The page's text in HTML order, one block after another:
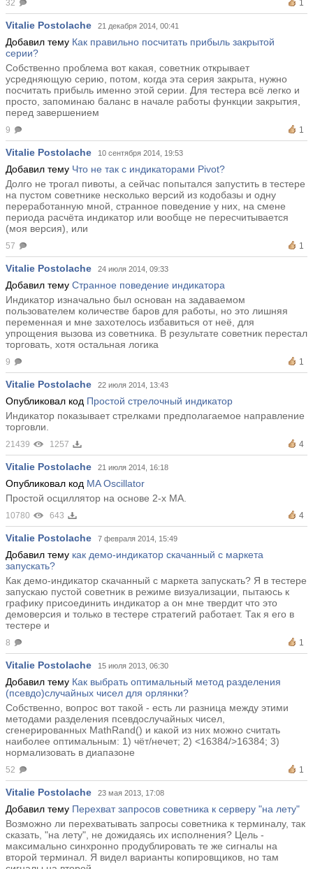
1
32
Vitalie Postolache 21 декабря 2014, 00:41
Добавил тему Как правильно посчитать прибыль закрытой
серии?
Собственно проблема вот какая, советник открывает
усредняющую серию, потом, когда эта серия закрыта, нужно
посчитать прибыль именно этой серии. Для тестера всё легко и
просто, запоминаю баланс в начале работы функции закрытия,
перед завершением
1
9
Vitalie Postolache 10 сентября 2014, 19:53
Добавил тему Что не так с индикаторами Pivot?
Долго не трогал пивоты, а сейчас попытался запустить в тестере
на пустом советнике несколько версий из кодобазы и одну
переработанную мной, странное поведение у них, на смене
периода расчёта индикатор или вообще не пересчитывается
(моя версия), или
1
57
Vitalie Postolache 24 июля 2014, 09:33
Добавил тему Странное поведение индикатора
Индикатор изначально был основан на задаваемом
пользователем количестве баров для работы, но это лишняя
переменная и мне захотелось избавиться от неё, для
упрощения вызова из советника. В результате советник перестал
торговать, хотя остальная логика
1
9
Vitalie Postolache 22 июля 2014, 13:43
Опубликовал код Простой стрелочный индикатор
Индикатор показывает стрелками предполагаемое направление
торговли.
4
21439 1257
Vitalie Postolache 21 июля 2014, 16:18
Опубликовал код MA Oscillator
Простой осциллятор на основе 2-х МА.
4
10780 643
Vitalie Postolache 7 февраля 2014, 15:49
Добавил тему как демо-индикатор скачанный с маркета
запускать?
Как демо-индикатор скачанный с маркета запускать? Я в тестере
запускаю пустой советник в режиме визуализации, пытаюсь к
графику присоединить индикатор а он мне твердит что это
демоверсия и только в тестере стратегий работает. Так я его в
тестере и
1
8
Vitalie Postolache 15 июля 2013, 06:30
Добавил тему Как выбрать оптимальный метод разделения
(псевдо)случайных чисел для орлянки?
Собственно, вопрос вот такой - есть ли разница между этими
методами разделения псевдослучайных чисел,
сгенерированных MathRand() и какой из них можно считать
наиболее оптимальным: 1) чёт/нечет; 2) <16384/>16384; 3)
нормализовать в диапазоне
1
52
Vitalie Postolache 23 мая 2013, 17:08
Добавил тему Перехват запросов советника к серверу "на лету"
Возможно ли перехватывать запросы советника к терминалу, так
сказать, "на лету", не дожидаясь их исполнения? Цель -
максимально синхронно продублировать те же сигналы на
второй терминал. Я видел варианты копировщиков, но там